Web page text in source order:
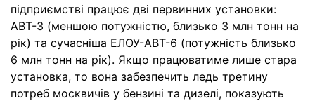
підприємстві працює дві первинних установки:
АВТ-3 (меншою потужністю, близько 3 млн тонн на
рік) та сучасніша ЕЛОУ-АВТ-6 (потужність близько
6 млн тонн на рік). Якщо працюватиме лише стара
установка, то вона забезпечить ледь третину
потреб москвичів у бензині та дизелі, показують